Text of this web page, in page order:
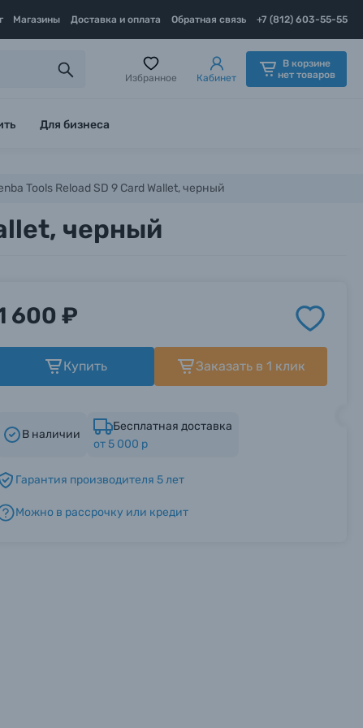
Магазины Доставка и оплата Обратная связь +7 (812) 603-55-55
Избранное Кабинет
В корзине
нет товаров
Для бизнеса
Tools Reload SD 9 Card Wallet, черный
черный
600 ₽
Купить Заказать в 1 клик
В наличии
Бесплатная доставка
от 5 000 р
Гарантия производителя 5 лет
Можно в рассрочку или кредит